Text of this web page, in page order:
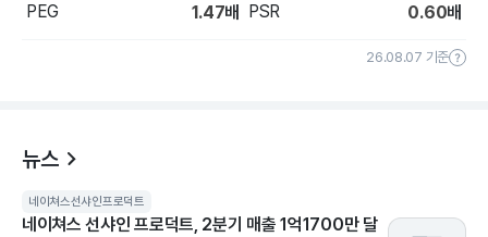
PEG 1.47배 PSR 0.60배
26.08.07 기준
뉴스
네이쳐스선샤인프로덕트
네이쳐스 선샤인 프로덕트, 2분기 매출 1억1700만 달